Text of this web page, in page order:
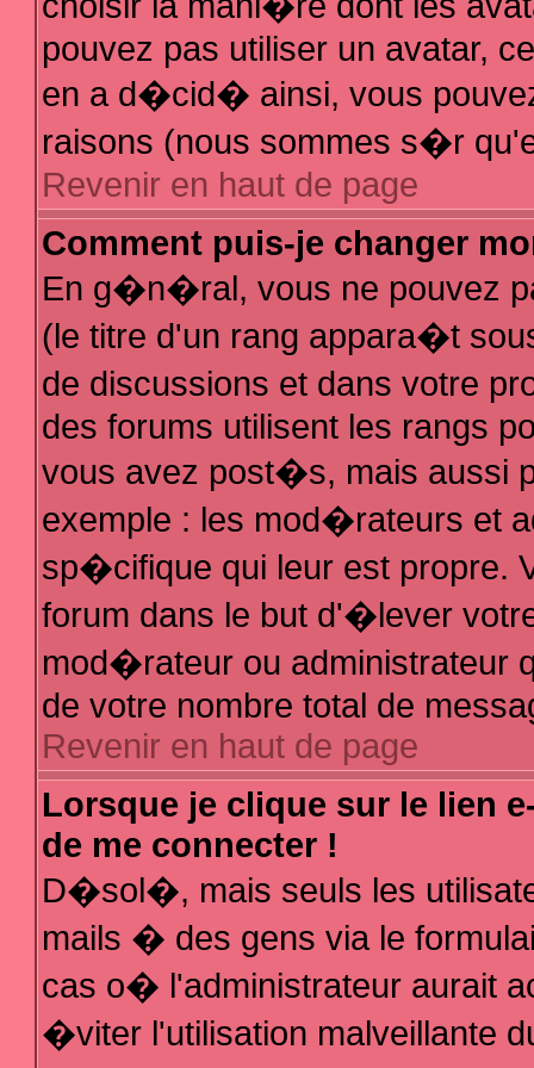
pouvez pas utiliser un avatar,
en a d�cid� ainsi, vous
raisons (nous sommes s�r
Revenir en haut de page
Comment puis-je changer
En g�n�ral, vous ne pouvez
(le titre d'un rang appara�t
de discussions et dans votre
des forums utilisent les rangs
vous avez post�s, mais aussi
exemple : les mod�rateurs et
sp�cifique qui leur est propre.
forum dans le but d'�lever
mod�rateur ou administrateur
de votre nombre total de
Revenir en haut de page
Lorsque je clique sur le lien
de me connecter !
D�sol�, mais seuls les
mails � des gens via le
cas o� l'administrateur aurait
�viter l'utilisation malveillante